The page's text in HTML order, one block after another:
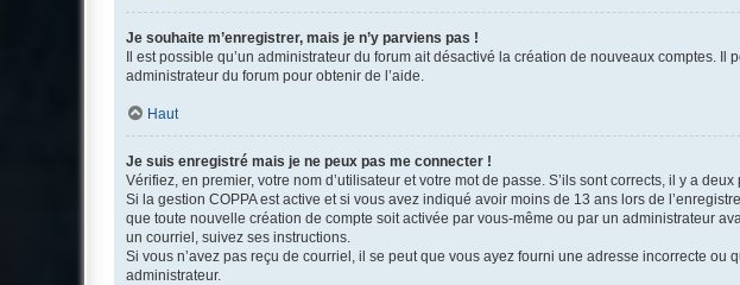
Je souhaite m’enregistrer, mais je n’y parviens pas !
Il est possible qu’un administrateur du forum ait désactivé la création de nouveaux comptes.
administrateur du forum pour obtenir de l’aide.
Haut
Je suis enregistré mais je ne peux pas me connecter !
Vérifiez, en premier, votre nom d’utilisateur et votre mot de passe. S’ils sont corrects, il y a
Si la gestion COPPA est active et si vous avez indiqué avoir moins de 13 ans lors de
que toute nouvelle création de compte soit activée par vous-même ou par un administrateur
un courriel, suivez ses instructions.
Si vous n’avez pas reçu de courriel, il se peut que vous ayez fourni une adresse incorrecte
administrateur.